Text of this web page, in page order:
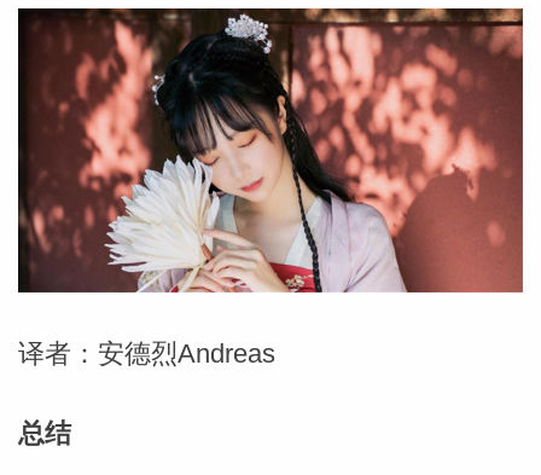
勒中文
译者：安德烈Andreas
总结